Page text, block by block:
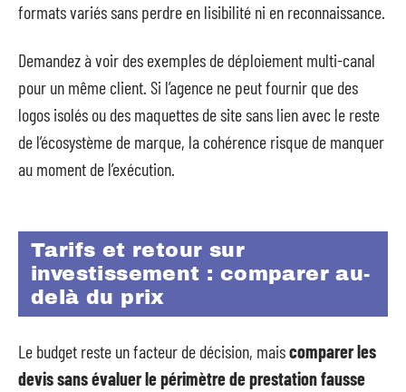
formats variés sans perdre en lisibilité ni en reconnaissance.
Demandez à voir des exemples de déploiement multi-canal
pour un même client. Si l’agence ne peut fournir que des
logos isolés ou des maquettes de site sans lien avec le reste
de l’écosystème de marque, la cohérence risque de manquer
au moment de l’exécution.
Tarifs et retour sur
investissement : comparer au-
delà du prix
Le budget reste un facteur de décision, maiscomparer les
devis sans évaluer le périmètre de prestation fausse